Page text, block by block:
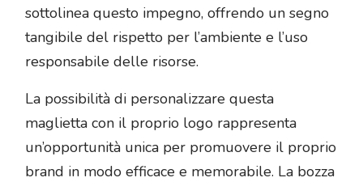
sottolinea questo impegno, offrendo un segno
tangibile del rispetto per l’ambiente e l’uso
responsabile delle risorse.
La possibilità di personalizzare questa
maglietta con il proprio logo rappresenta
un’opportunità unica per promuovere il proprio
brand in modo efficace e memorabile. La bozza